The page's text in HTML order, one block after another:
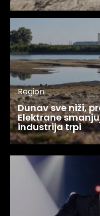
Region
Dunav sve niži,
Elektrane
industrija trpi